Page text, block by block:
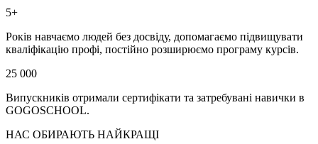
5+
Років навчаємо людей без досвіду, допомагаємо підвищувати
кваліфікацію профі, постійно розширюємо програму курсів.
25 000
Випускників отримали сертифікати та затребувані навички в
GOGOSCHOOL.
НАС ОБИРАЮТЬ НАЙКРАЩІ